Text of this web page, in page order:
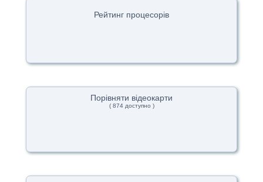
Рейтинг процесорів
Порівняти відеокарти
( 874 доступно )